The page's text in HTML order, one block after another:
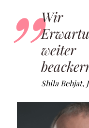
Wir
weiter
Shila Behjat,